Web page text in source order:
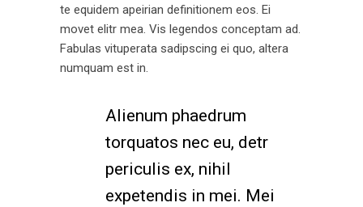
te equidem apeirian definitionem eos. Ei
movet elitr mea. Vis legendos conceptam ad.
Fabulas vituperata sadipscing ei quo, altera
numquam est in.
Alienum phaedrum
torquatos nec eu, detr
periculis ex, nihil
expetendis in mei. Mei